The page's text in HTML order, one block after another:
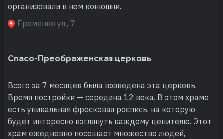
организовали в нем конюшни.
Еременко ул., 7.
Спасо-Преображенская церковь
Всего за 7 месяцев была возведена эта церковь.
Время постройки — середина 12 века. В этом храме
есть уникальная фресковая роспись, на которую
будет интересно взглянуть каждому ценителю. Этот
храм ежедневно посещает множество людей,